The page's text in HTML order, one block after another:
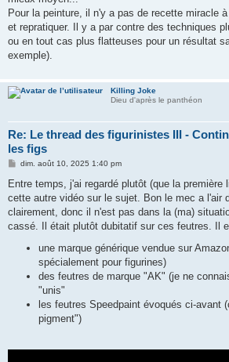
Pour la peinture, il n'y a pas de recette miracle
et repratiquer. Il y a par contre des techniques
ou en tout cas plus flatteuses pour un résultat
exemple).
Killing Joke
Dieu d'après le panthéon
Re: Le thread des figurinistes III -
les figs
M
s
a
g
dim. août 10, 2025 1:40 pm
Entre temps, j'ai regardé plutôt (que la première
cette autre vidéo sur le sujet. Bon le mec a l'air
clairement, donc il n'est pas dans la (ma)
cassé. Il était plutôt dubitatif sur ces feutres. Il
une marque générique vendue sur
spécialement pour figurines)
des feutres de marque "AK" (je ne
"unis"
les feutres Speedpaint évoqués ci-avant
pigment")